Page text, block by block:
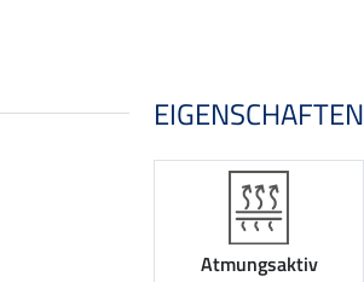
EIGENSCHAFTEN
Atmungsaktiv